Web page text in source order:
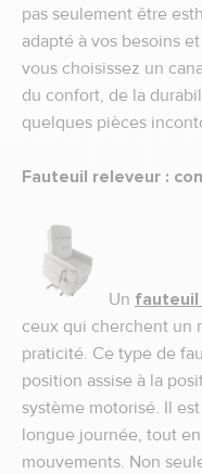
pas seulement être
adapté à vos besoins
vous choisissez un
du confort, de la
quelques pièces
Fauteuil releveur :
Un
ceux qui cherchent un
praticité. Ce type de
position assise à la
système motorisé. Il
longue journée, tout
mouvements. Non